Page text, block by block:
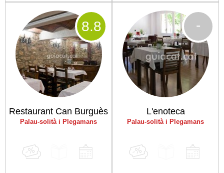
Restaurant Can Burguès
Palau-solità i Plegamans
8.8
L'enoteca
Palau-solità i Plegamans
-